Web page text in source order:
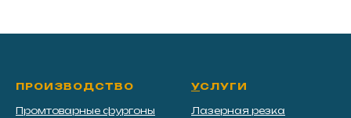
ПРОИЗВОДСТВО
Промтоварные фургоны
УСЛУГИ
Лазерная резка